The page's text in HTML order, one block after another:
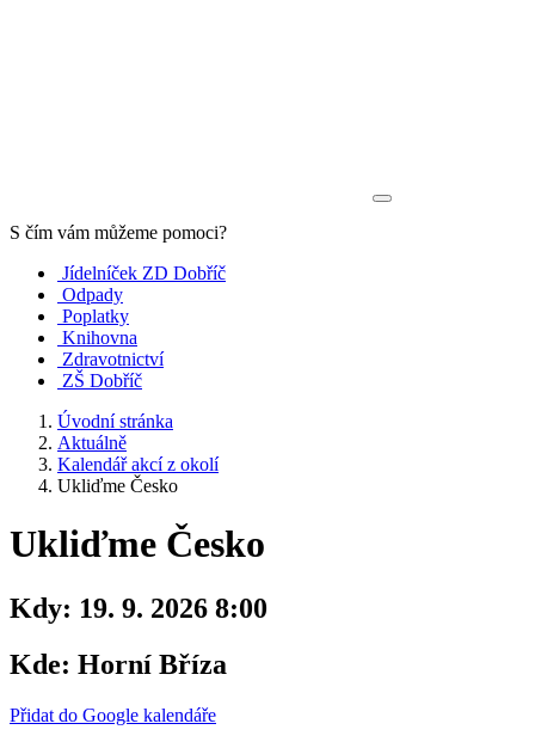
S čím vám můžeme pomoci?
Jídelníček ZD Dobříč
Odpady
Poplatky
Knihovna
Zdravotnictví
ZŠ Dobříč
Úvodní stránka
Aktuálně
Kalendář akcí z okolí
Ukliďme Česko
Ukliďme Česko
Kdy: 19. 9. 2026 8:00
Kde: Horní Bříza
Přidat do Google kalendáře